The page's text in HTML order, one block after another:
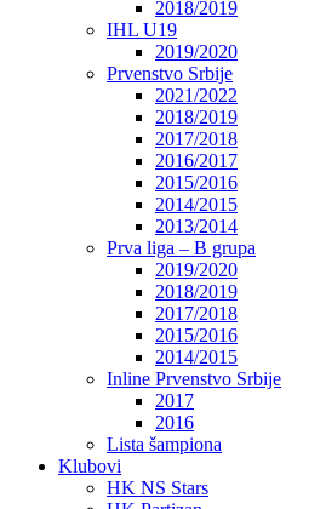
2018/2019
IHL U19
2019/2020
Prvenstvo Srbije
2021/2022
2018/2019
2017/2018
2016/2017
2015/2016
2014/2015
2013/2014
Prva liga – B grupa
2019/2020
2018/2019
2017/2018
2015/2016
2014/2015
Inline Prvenstvo Srbije
2017
2016
Lista šampiona
Klubovi
HK NS Stars